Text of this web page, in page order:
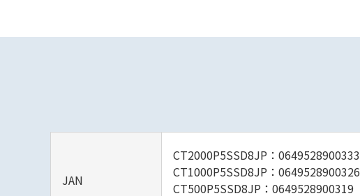
JAN
CT2000P5SSD8JP：0649528900333
CT1000P5SSD8JP：0649528900326
CT500P5SSD8JP：0649528900319